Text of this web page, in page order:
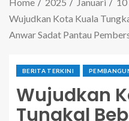
Wujudkan Kota Kuala
Anwar Sadat Pantau
BERITA TERKINI
Wujudkan
Tungkal